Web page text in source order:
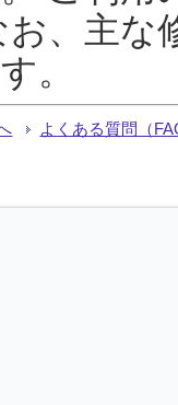
、主な
。
よくある質問（